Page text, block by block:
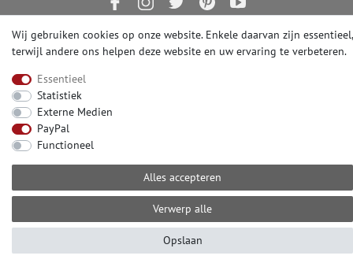
Wij gebruiken cookies op onze website. Enkele daarvan zijn essentieel,
terwijl andere ons helpen deze website en uw ervaring te verbeteren.
Essentieel
Statistiek
Externe Medien
PayPal
Functioneel
Alles accepteren
Verwerp alle
Opslaan